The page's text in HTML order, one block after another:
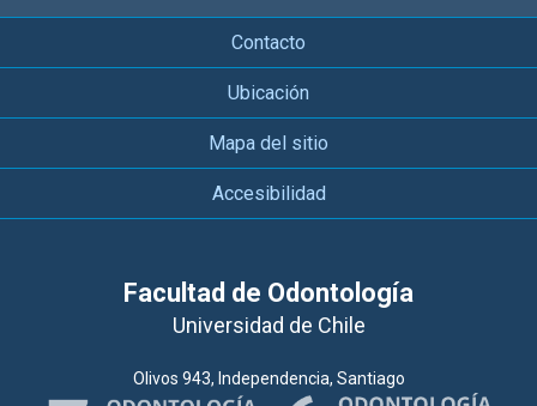
Contacto
Ubicación
Mapa del sitio
Accesibilidad
Facultad de Odontología
Universidad de Chile
Olivos 943, Independencia, Santiago